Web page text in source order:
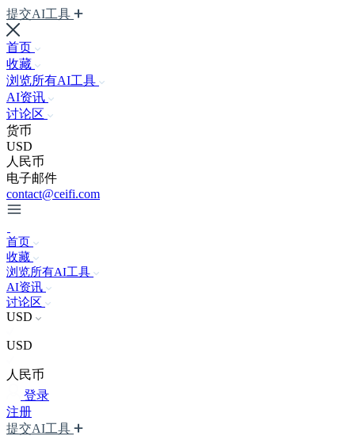
提交AI工具
首页
收藏
浏览所有AI工具
AI资讯
讨论区
货币
USD
人民币
电子邮件
contact@ceifi.com
首页
收藏
浏览所有AI工具
AI资讯
讨论区
USD
USD
人民币
登录
注册
提交AI工具